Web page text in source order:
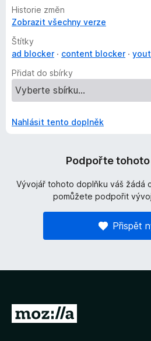
Historie změn
Zobrazit všechny verze
Štítky
ad blocker
content blocker
Přidat do sbírky
Nahlásit tento doplněk
Podpořte
Vývojář tohoto doplňku váš žádá
pomůžete podpořit
Přispět
P